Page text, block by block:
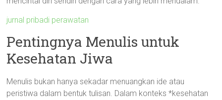
jurnal pribadi perawatan
Pentingnya Menulis untuk
Kesehatan Jiwa
Menulis bukan hanya sekadar menuangkan ide atau
peristiwa dalam bentuk tulisan. Dalam konteks *kesehatan